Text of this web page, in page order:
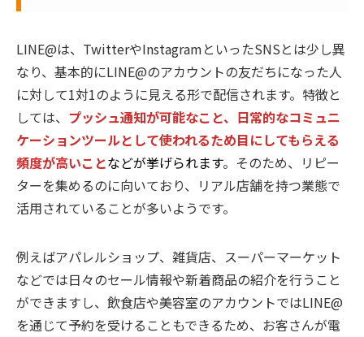
LINE@は、TwitterやInstagramといったSNSとは少し異
なり、基本的にLINE@のアカウントの友だちになった人
に対して1対1のように見える形で配信されます。特徴と
しては、 プッシュ通知が可能なこと、日常的なコミュニ
ケーションツールとして使われるため目にしてもらえる
頻度が高いことなどが挙げられます。そのため、リピー
ターを集めるのに向いており、リアル店舗を持つ業態で
活用されていることが多いようです。
例えばアパレルショップ、雑貨店、スーパーマーケット
などでは日々のセール情報や新着商品の紹介を行うこと
ができますし、飲食店や美容室のアカウントではLINE@
を通じて予約を受けることもできるため、お客さんが電